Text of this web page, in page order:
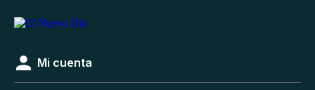
Mi cuenta